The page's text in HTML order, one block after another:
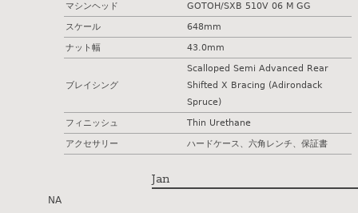
マシンヘッド
GOTOH/SXB 510V 06 M GG
スケール
648mm
ナット幅
43.0mm
ブレイシング
Scalloped Semi Advanced Rear
Shifted X Bracing (Adirondack
Spruce)
フィニッシュ
Thin Urethane
アクセサリー
ハードケース、六角レンチ、保証書
Jan
NA